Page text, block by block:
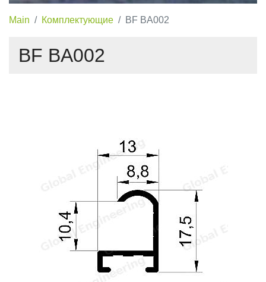
Main Комплектующие BF BA002
BF BA002